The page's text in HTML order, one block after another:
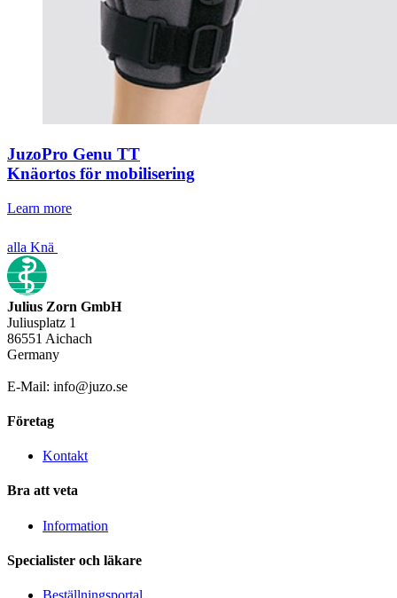
JuzoPro Genu TT
Knäortos för mobilisering
Learn more
alla Knä
Julius Zorn GmbH
Juliusplatz 1
86551 Aichach
Germany
E-Mail: info@juzo.se
Företag
Kontakt
Bra att veta
Information
Specialister och läkare